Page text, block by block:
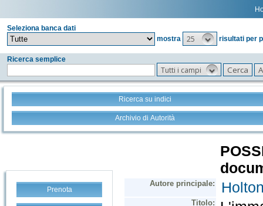
Seleziona banca dati
mostra
25 risultati per
Ricerca semplice
Tutti i campi
Ricerca su indici
Archivio di Autorità
Prenota